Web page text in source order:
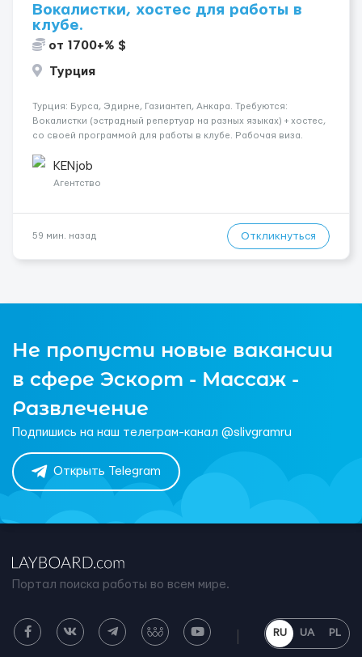
Вокалистки, хостес для работы в
клубе.
от 1700+% $
Турция
Турция: Бурса, Эдирне, Газиантеп, Анкара. Требуются:
Вокалистки (эстрадный репертуар на разных языках) + хостеc,
со своей программой для работы в клубе. Рабочая виза.
одного до трех месяцев. Мед. страховка. Высокая зарплат...
KENjob
Агентство
59 мин. назад Откликнуться
Не пропусти новые вакансии
в сфере Эскорт - Массаж -
Развлечение
Подпишись на наш телеграм-канал @slivgramru
Открыть Telegram
Портал поиска работы во всем мире.
RU UA PL